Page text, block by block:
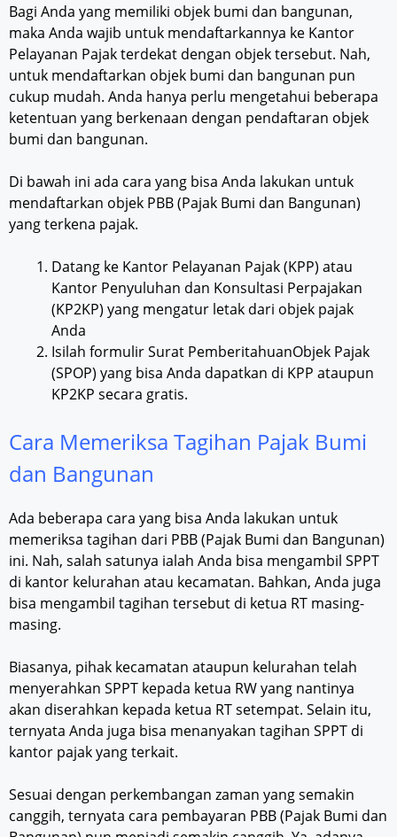
Bagi Anda yang memiliki objek bumi dan bangunan,
maka Anda wajib untuk mendaftarkannya ke Kantor
Pelayanan Pajak terdekat dengan objek tersebut. Nah,
untuk mendaftarkan objek bumi dan bangunan pun
cukup mudah. Anda hanya perlu mengetahui beberapa
ketentuan yang berkenaan dengan pendaftaran objek
bumi dan bangunan.
Di bawah ini ada cara yang bisa Anda lakukan untuk
mendaftarkan objek PBB (Pajak Bumi dan Bangunan)
yang terkena pajak.
Datang ke Kantor Pelayanan Pajak (KPP) atau
Kantor Penyuluhan dan Konsultasi Perpajakan
(KP2KP) yang mengatur letak dari objek pajak
Anda
Isilah formulir Surat PemberitahuanObjek Pajak
(SPOP) yang bisa Anda dapatkan di KPP ataupun
KP2KP secara gratis.
Cara Memeriksa Tagihan Pajak Bumi
dan Bangunan
Ada beberapa cara yang bisa Anda lakukan untuk
memeriksa tagihan dari PBB (Pajak Bumi dan Bangunan)
ini. Nah, salah satunya ialah Anda bisa mengambil SPPT
di kantor kelurahan atau kecamatan. Bahkan, Anda juga
bisa mengambil tagihan tersebut di ketua RT masing-
masing.
Biasanya, pihak kecamatan ataupun kelurahan telah
menyerahkan SPPT kepada ketua RW yang nantinya
akan diserahkan kepada ketua RT setempat. Selain itu,
ternyata Anda juga bisa menanyakan tagihan SPPT di
kantor pajak yang terkait.
Sesuai dengan perkembangan zaman yang semakin
canggih, ternyata cara pembayaran PBB (Pajak Bumi dan